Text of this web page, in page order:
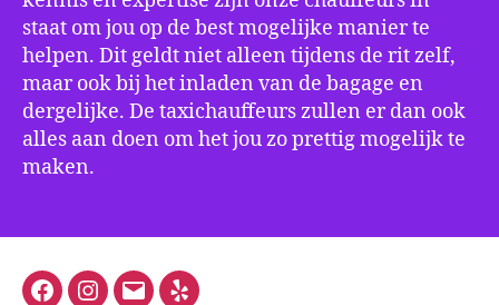
staat om jou op de best mogelijke manier te
helpen. Dit geldt niet alleen tijdens de rit zelf,
maar ook bij het inladen van de bagage en
dergelijke. De taxichauffeurs zullen er dan ook
alles aan doen om het jou zo prettig mogelijk te
maken.